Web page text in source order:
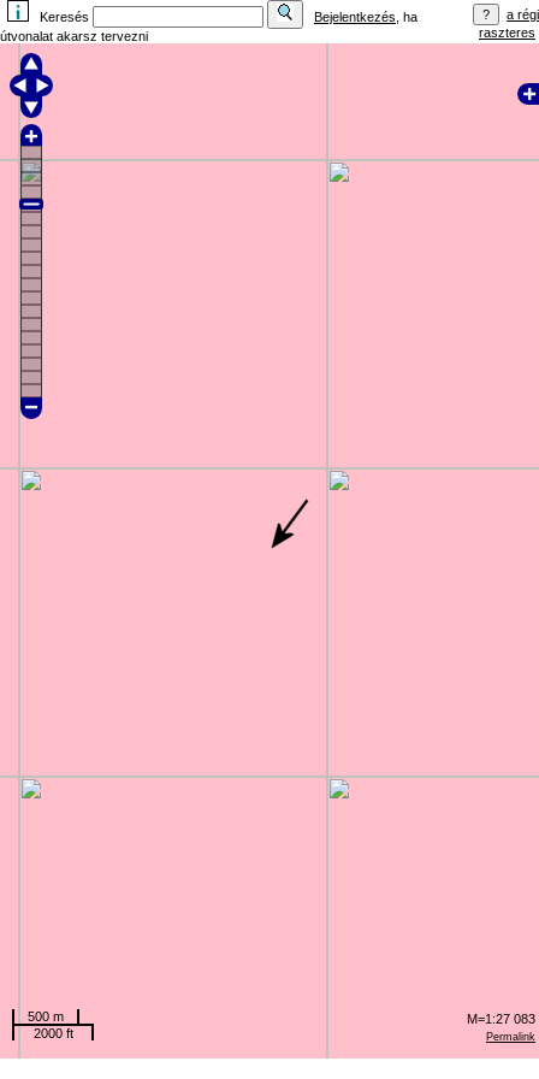
Keresés Bejelentkezés , ha
útvonalat akarsz tervezni
a régi
raszteres
Permalink
500 m
2000 ft
M=1:27 083